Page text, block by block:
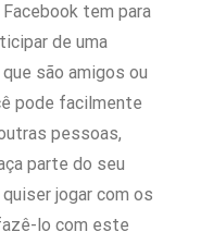
tem para
de uma
são amigos ou
pode facilmente
pessoas,
parte do seu
jogar com os
lo com este